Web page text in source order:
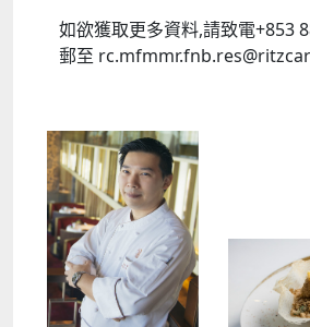
如欲獲取更多資料,請致電+853
郵至